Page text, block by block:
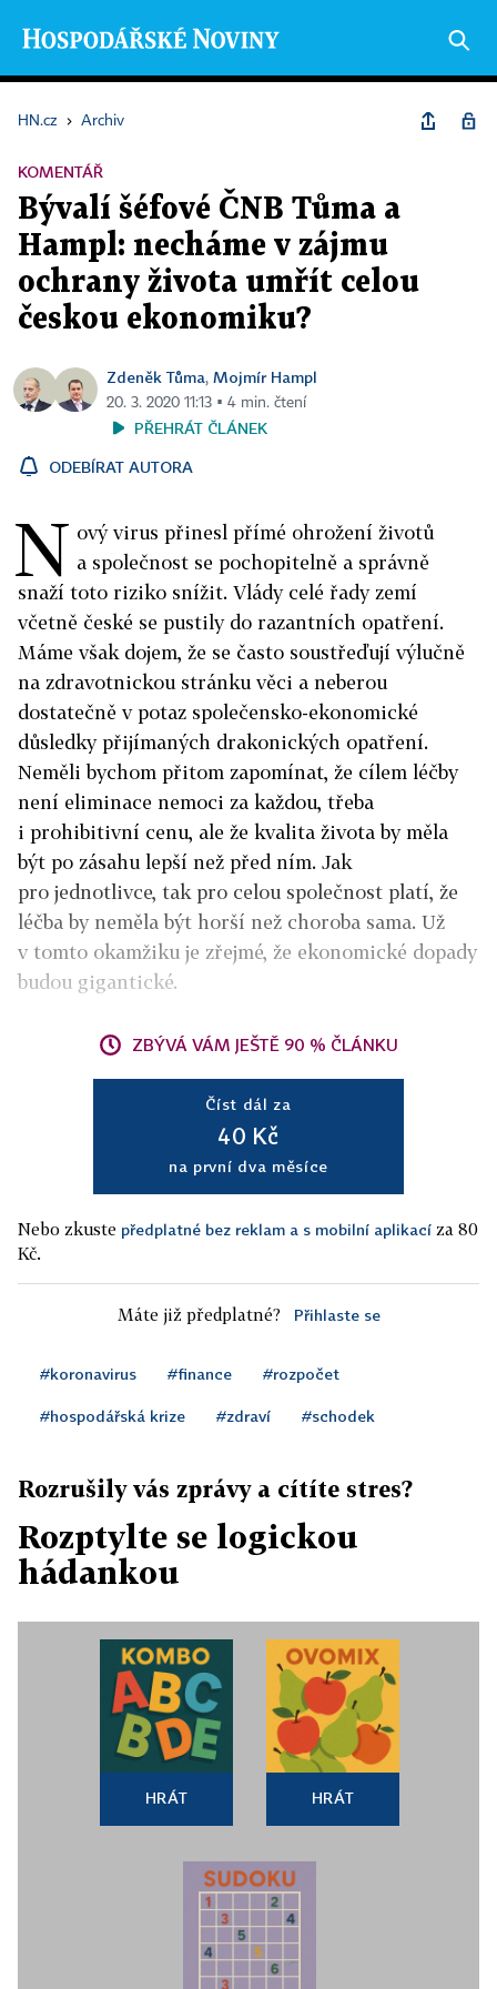
HN.cz › Archiv
KOMENTÁŘ
Bývalí šéfové ČNB Tůma a
Hampl: necháme v zájmu
ochrany života umřít celou
českou ekonomiku?
Zdeněk Tůma, Mojmír Hampl
20. 3. 2020 11:13 ▪ 4 min. čtení
PŘEHRÁT ČLÁNEK
ODEBÍRAT AUTORA
N ový virus přinesl přímé ohrožení životů
a společnost se pochopitelně a správně
snaží toto riziko snížit. Vlády celé řady zemí
včetně české se pustily do razantních opatření.
Máme však dojem, že se často soustřeďují výlučně
na zdravotnickou stránku věci a neberou
dostatečně v potaz společensko-ekonomické
důsledky přijímaných drakonických opatření.
Neměli bychom přitom zapomínat, že cílem léčby
není eliminace nemoci za každou, třeba
i prohibitivní cenu, ale že kvalita života by měla
být po zásahu lepší než před ním. Jak
pro jednotlivce, tak pro celou společnost platí, že
léčba by neměla být horší než choroba sama. Už
v tomto okamžiku je zřejmé, že ekonomické dopady
budou gigantické.
ZBÝVÁ VÁM JEŠTĚ 90 % ČLÁNKU
Číst dál za
40 Kč
na první dva měsíce
Nebo zkuste předplatné bez reklam a s mobilní aplikací za 80
Kč.
Máte již předplatné? Přihlaste se
#koronavirus #finance #rozpočet
#hospodářská krize #zdraví #schodek
Rozrušily vás zprávy a cítíte stres?
Rozptylte se logickou
hádankou
HRÁT HRÁT